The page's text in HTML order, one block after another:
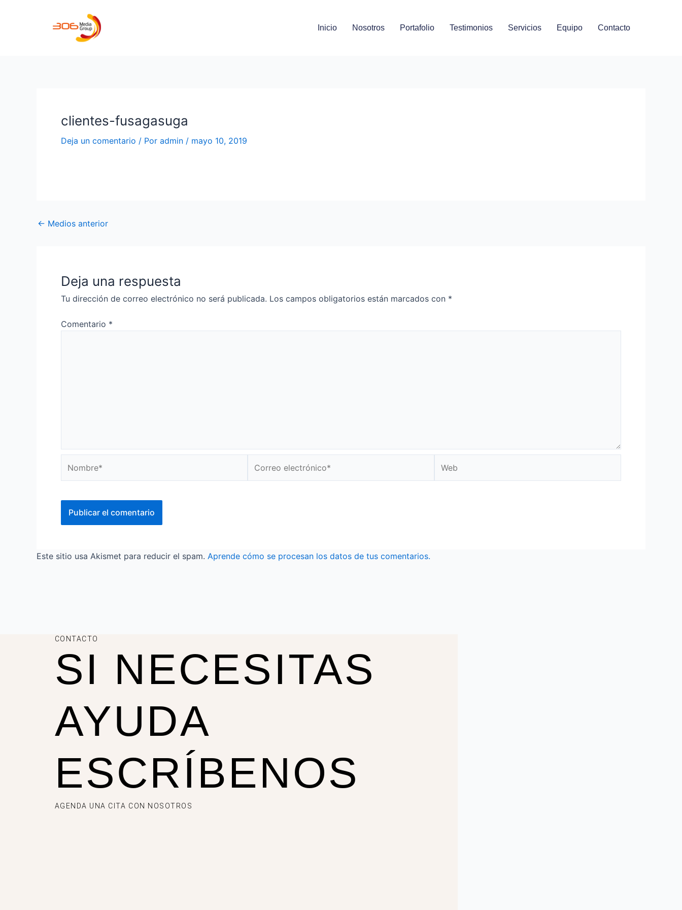
Inicio Nosotros Portafolio Testimonios Servicios Equipo Contacto
clientes-fusagasuga
Deja un comentario / Por admin / mayo 10, 2019
← Medios anterior
Deja una respuesta
Tu dirección de correo electrónico no será publicada. Los campos obligatorios están marcados con *
Comentario *
electrónico*
Este sitio usa Akismet para reducir el spam. Aprende cómo se procesan los datos de tus comentarios.
CONTACTO
SI NECESITAS
AYUDA
ESCRÍBENOS
AGENDA UNA CITA CON NOSOTROS